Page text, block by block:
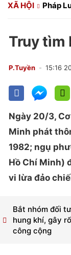
XÃ HỘI Pháp
Truy tìm
P.Tuyền 15:16
Ngày 20/3,
Minh phát
1982; ngụ
Hồ Chí Minh)
vi lừa đảo
Bắt nhóm đối
hung khí, gây
công cộng